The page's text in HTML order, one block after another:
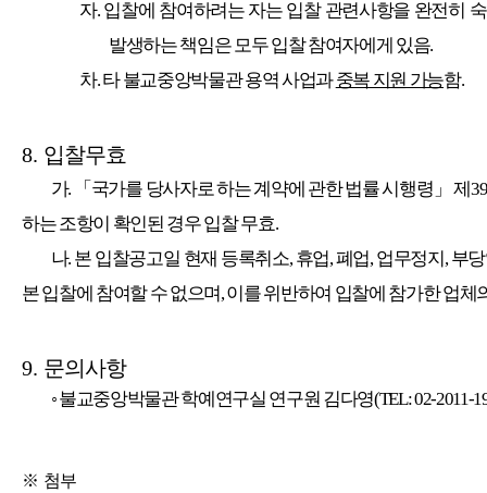
자. 입찰에 참여하려는 자는 입찰 관련사항을 완전히
발생하는 책임은 모두 입찰 참여자에게 있음.
차.타 불교중앙박물관 용역 사업과중복 지원 가능함.
8. 입찰무효
가. 「 국가를 당사자로 하는 계약에 관한 법률 시행령 」제39
하는 조항이 확인된 경우 입찰 무효.
나. 본 입찰공고일 현재 등록취소,휴업,폐업,업무정지,부
본 입찰에 참여할 수 없으며,이를 위반하여 입찰에 참가한 업체
9. 문의사항
◦불교중앙박물관 학예연구실 연구원 김다영(TEL: 02-2011-
※ 첨부